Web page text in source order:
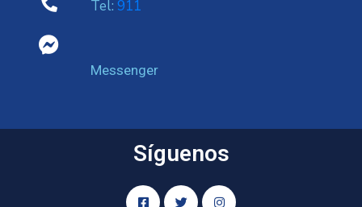
Tel: 911
Messenger
Síguenos